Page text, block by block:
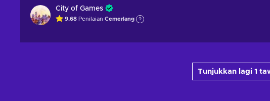
City of Games
9.68 Penilaian Cemerlang
Tunjukkan lagi 1